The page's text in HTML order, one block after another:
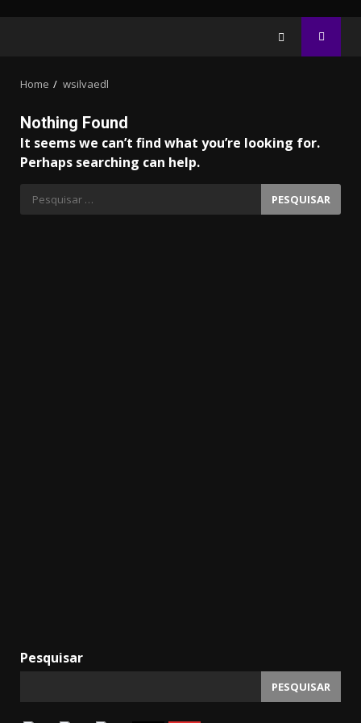
Home wsilvaedl
Nothing Found
It seems we can’t find what you’re looking for.
Perhaps searching can help.
Pesquisar
por:
Pesquisar
PESQUISAR
20.03k
10.05k 32.00k